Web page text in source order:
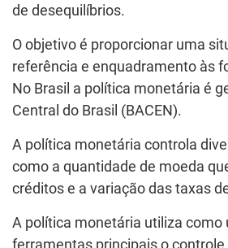
de desequilíbrios.
O objetivo é proporcionar uma
referência e enquadramento às
No Brasil a política monetária é
Central do Brasil (BACEN).
A política monetária controla
como a quantidade de moeda
créditos e a variação das taxas
A política monetária utiliza como
ferramentas principais o controle